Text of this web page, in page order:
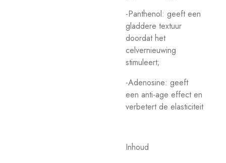
-Panthenol: geeft een
gladdere textuur
doordat het
celvernieuwing
stimuleert;
-Adenosine: geeft
een anti-age effect en
verbetert de elasticiteit
Inhoud